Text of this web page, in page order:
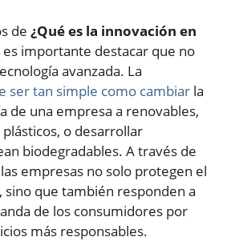
de ¿Qué es la innovación en
es importante destacar que no
avanzada. La
ser tan simple como cambiar la
de una empresa a renovables,
o desarrollar
biodegradables. A través de
empresas no solo protegen el
que también responden a
de los consumidores por
más responsables.